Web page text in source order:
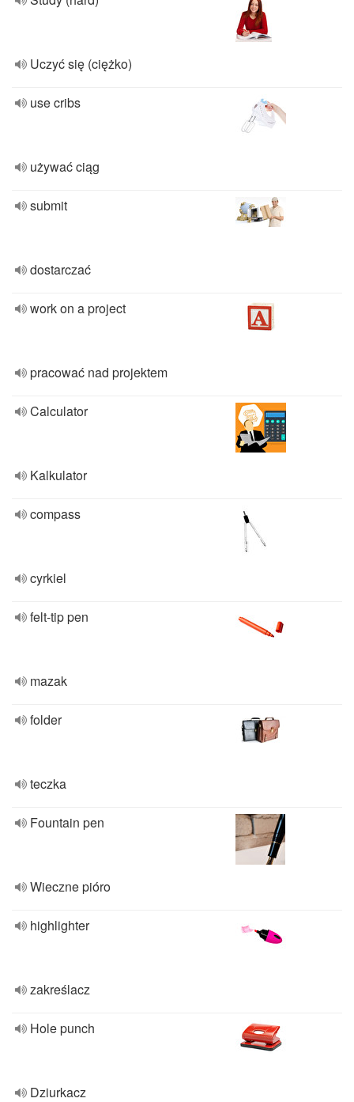
Uczyć się (ciężko)
use cribs
używać ciąg
submit
dostarczać
work on a project
pracować nad projektem
Calculator
Kalkulator
compass
cyrkiel
felt-tip pen
mazak
folder
teczka
Fountain pen
Wieczne pióro
highlighter
zakreślacz
Hole punch
Dziurkacz